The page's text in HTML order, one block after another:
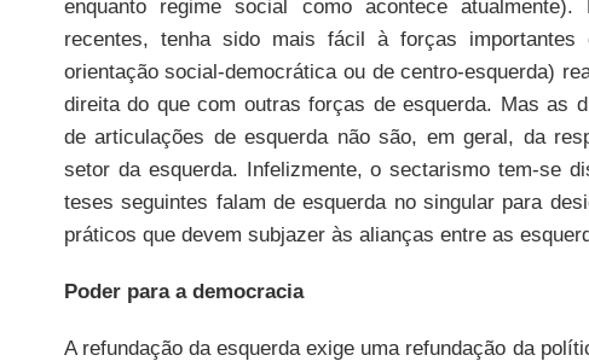
enquanto regime social como acontece
recentes, tenha sido mais fácil à forças importantes
orientação social-democrática ou de centro-esquerda)
direita do que com outras forças de esquerda. Mas as
de articulações de esquerda não são, em geral, da
setor da esquerda. Infelizmente, o sectarismo tem-se
teses seguintes falam de esquerda no singular para
práticos que devem subjazer às alianças entre as
Poder para a democracia
A refundação da esquerda exige uma refundação da